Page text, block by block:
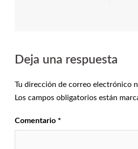
Deja una respuesta
Tu dirección de correo electrónico
Los campos obligatorios están
Comentario *